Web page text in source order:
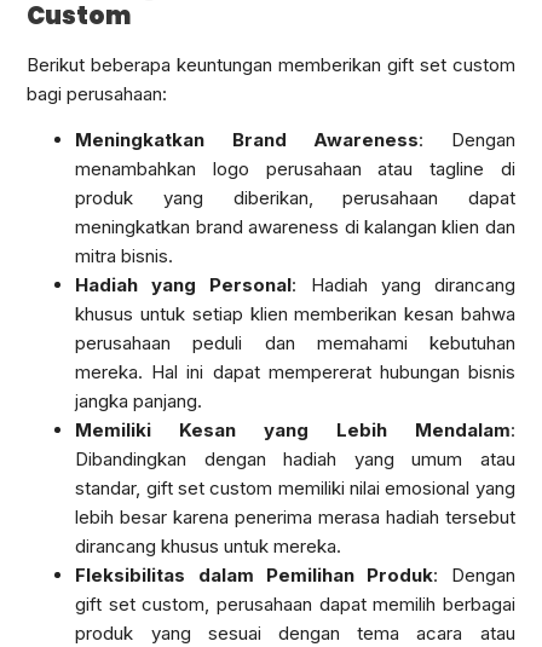
Custom
Berikut beberapa keuntungan memberikan gift set custom
bagi perusahaan:
Meningkatkan Brand Awareness: Dengan
menambahkan logo perusahaan atau tagline di
produk yang diberikan, perusahaan dapat
meningkatkan brand awareness di kalangan klien dan
mitra bisnis.
Hadiah yang Personal: Hadiah yang dirancang
khusus untuk setiap klien memberikan kesan bahwa
perusahaan peduli dan memahami kebutuhan
mereka. Hal ini dapat mempererat hubungan bisnis
jangka panjang.
Memiliki Kesan yang Lebih Mendalam:
Dibandingkan dengan hadiah yang umum atau
standar, gift set custom memiliki nilai emosional yang
lebih besar karena penerima merasa hadiah tersebut
dirancang khusus untuk mereka.
Fleksibilitas dalam Pemilihan Produk: Dengan
gift set custom, perusahaan dapat memilih berbagai
produk yang sesuai dengan tema acara atau